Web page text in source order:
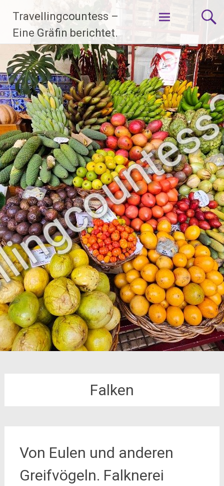
Inhalt
springen
Travellingcountess –
Eine Gräfin berichtet.
Falken
Von Eulen und anderen
Greifvögeln. Falknerei